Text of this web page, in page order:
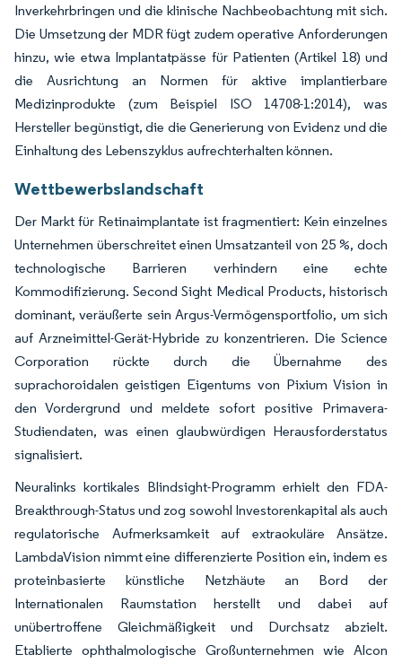
Inverkehrbringen und die klinische Nachbeobachtung mit sich.
Die Umsetzung der MDR fügt zudem operative Anforderungen
hinzu, wie etwa Implantatpässe für Patienten (Artikel 18) und
die Ausrichtung an Normen für aktive implantierbare
Medizinprodukte (zum Beispiel ISO 14708-1:2014), was
Hersteller begünstigt, die die Generierung von Evidenz und die
Einhaltung des Lebenszyklus aufrechterhalten können.
Wettbewerbslandschaft
Der Markt für Retinaimplantate ist fragmentiert: Kein einzelnes
Unternehmen überschreitet einen Umsatzanteil von 25 %, doch
technologische Barrieren verhindern eine echte
Kommodifizierung. Second Sight Medical Products, historisch
dominant, veräußerte sein Argus-Vermögensportfolio, um sich
auf Arzneimittel-Gerät-Hybride zu konzentrieren. Die Science
Corporation rückte durch die Übernahme des
suprachoroidalen geistigen Eigentums von Pixium Vision in
den Vordergrund und meldete sofort positive Primavera-
Studiendaten, was einen glaubwürdigen Herausforderstatus
signalisiert.
Neuralinks kortikales Blindsight-Programm erhielt den FDA-
Breakthrough-Status und zog sowohl Investorenkapital als auch
regulatorische Aufmerksamkeit auf extraokuläre Ansätze.
LambdaVision nimmt eine differenzierte Position ein, indem es
proteinbasierte künstliche Netzhäute an Bord der
Internationalen Raumstation herstellt und dabei auf
unübertroffene Gleichmäßigkeit und Durchsatz abzielt.
Etablierte ophthalmologische Großunternehmen wie Alcon